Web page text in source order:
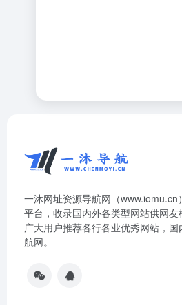
一沐网址资源导航网（
平台，收录国内外各类型网站供网
广大用户推荐各行各业优秀网站，
航网。